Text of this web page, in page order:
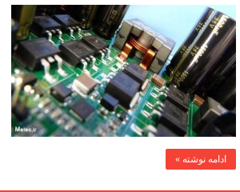
ادامه نوشته »